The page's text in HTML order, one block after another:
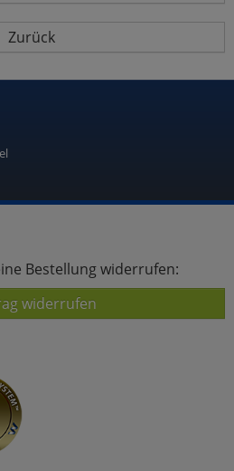
Zurück
Bestellung widerrufen:
widerrufen